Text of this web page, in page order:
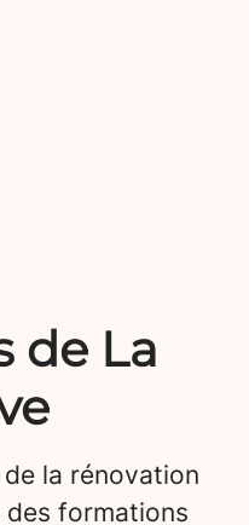
de La
la rénovation
formations